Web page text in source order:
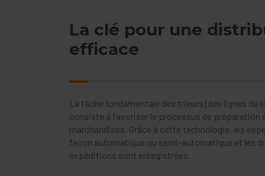
La clé pour une
efficace
La tâche fondamentale des trieurs (des lignes de
consiste à favoriser le processus de préparation
marchandises. Grâce à cette technologie, les
façon automatique ou semi-automatique et les
expéditions sont enregistrées.